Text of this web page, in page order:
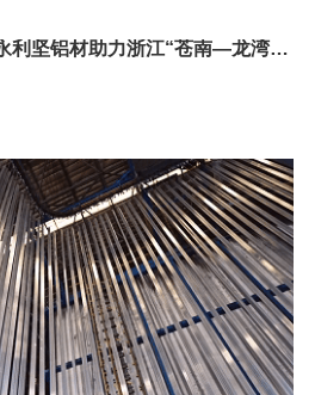
产业飞地，加速启航！永利坚铝材助力浙江“苍南—龙湾山海协作产业园”建设